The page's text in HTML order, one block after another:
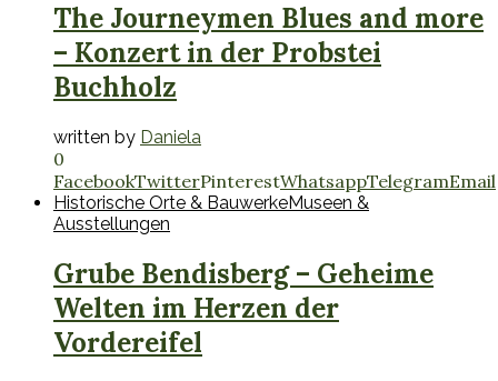
The Journeymen Blues and more
– Konzert in der Probstei
Buchholz
written by Daniela
0
FacebookTwitterPinterestWhatsappTelegramEmail
Historische Orte & BauwerkeMuseen &
Ausstellungen
Grube Bendisberg – Geheime
Welten im Herzen der
Vordereifel